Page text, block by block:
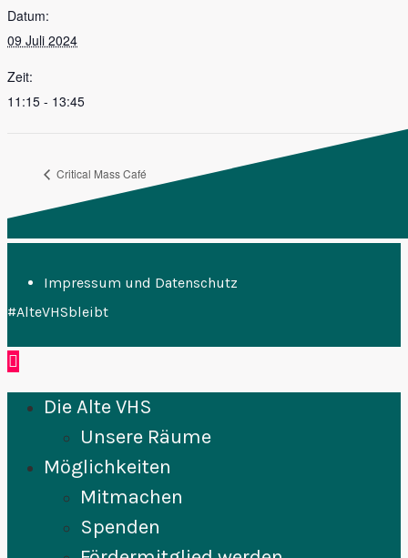
Datum:
09 Juli 2024
Zeit:
11:15 - 13:45
Critical Mass Café
Impressum und Datenschutz
#AlteVHSbleibt
Die Alte VHS
Unsere Räume
Möglichkeiten
Mitmachen
Spenden